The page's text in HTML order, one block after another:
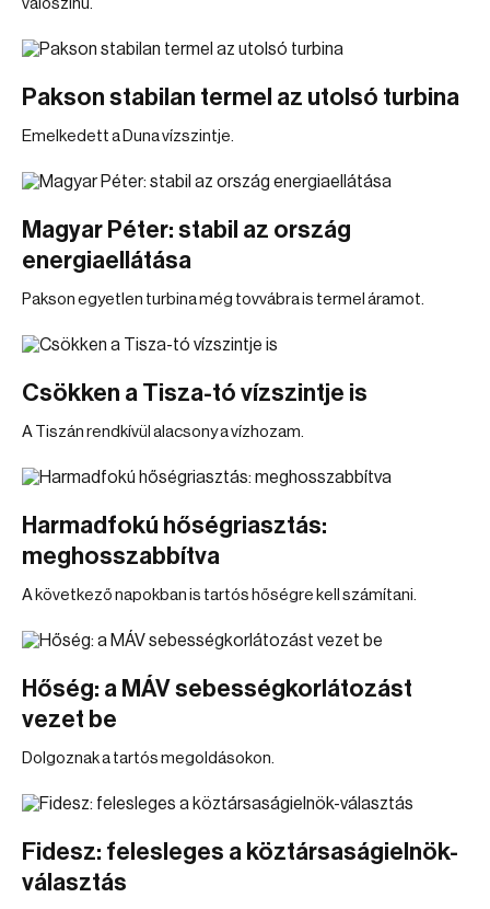
valószínű.
Pakson stabilan termel az utolsó turbina
Emelkedett a Duna vízszintje.
Magyar Péter: stabil az ország
energiaellátása
Pakson egyetlen turbina még tovvábra is termel áramot.
Csökken a Tisza-tó vízszintje is
A Tiszán rendkívül alacsony a vízhozam.
Harmadfokú hőségriasztás:
meghosszabbítva
A következő napokban is tartós hőségre kell számítani.
Hőség: a MÁV sebességkorlátozást
vezet be
Dolgoznak a tartós megoldásokon.
Fidesz: felesleges a köztársaságielnök-
választás